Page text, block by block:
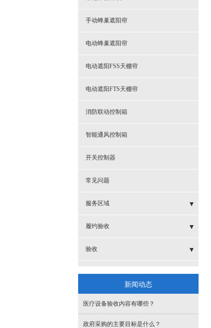
手动蜂巢遮阳帘
电动蜂巢遮阳帘
电动遮阳FSS天棚帘
电动遮阳FTS天棚帘
消防联动控制箱
智能通风控制箱
开关控制器
常见问题
服务区域
- 新乡电动遮阳帘
- 濮阳开窗机
- 鹤壁开窗机
- 三门峡开窗机
履约验收
- 链条开窗器
- 消防开窗器
- 平移开窗器
验收
- 链条开窗机
- 消防开窗机
验收标准
新闻动态
医疗设备验收内容有哪些？
政府采购的主要目标是什么？